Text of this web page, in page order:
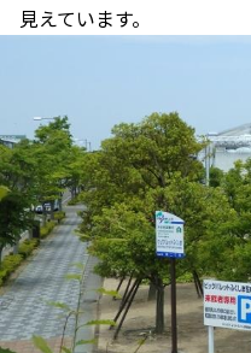
見えています。